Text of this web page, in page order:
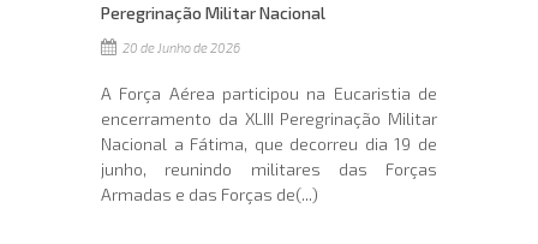
Peregrinação Militar Nacional
20 de Junho de 2026
A Força Aérea participou na Eucaristia de
encerramento da XLIII Peregrinação Militar
Nacional a Fátima, que decorreu dia 19 de
junho, reunindo militares das Forças
Armadas e das Forças de(...)